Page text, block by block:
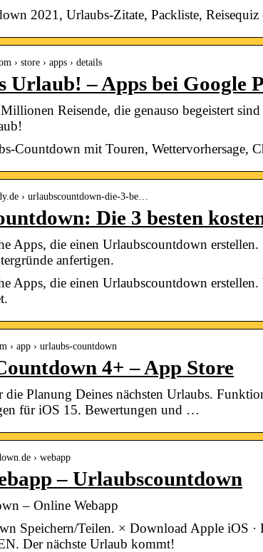
2021, Urlaubs-Zitate, Packliste, Reisequiz
› store › apps › details
Urlaub! – Apps bei Google
Reisende, die genauso begeistert
Countdown mit Touren, Wettervorhersage,
› urlaubscountdown-die-3-be…
Die 3 besten
Apps, die einen Urlaubscountdown
anfertigen.
Apps, die einen Urlaubscountdown
› app › urlaubs-countdown
4+ – App Store
die Planung Deines nächsten Urlaubs.
für iOS 15. Bewertungen und …
› webapp
– Urlaubscountdown
– Online Webapp
Speichern/Teilen. × Download Apple iOS
Der nächste Urlaub kommt!